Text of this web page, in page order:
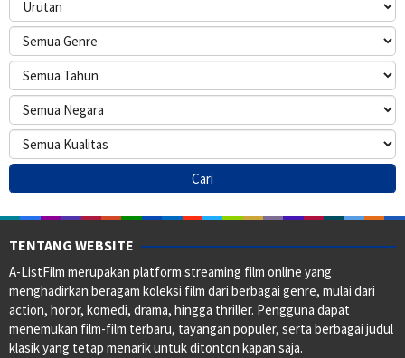
TENTANG WEBSITE
A-ListFilm merupakan platform streaming film online yang
menghadirkan beragam koleksi film dari berbagai genre, mulai dari
action, horor, komedi, drama, hingga thriller. Pengguna dapat
menemukan film-film terbaru, tayangan populer, serta berbagai judul
klasik yang tetap menarik untuk ditonton kapan saja.